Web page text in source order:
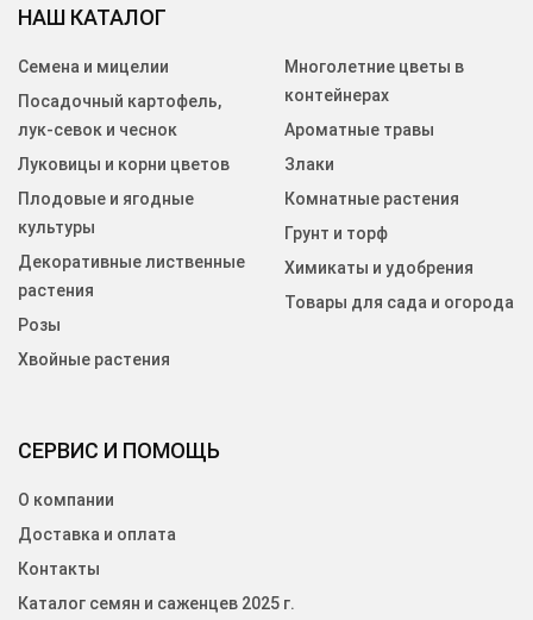
СЕРВИС И ПОМОЩЬ
О компании
Доставка и оплата
Контакты
Каталог семян и саженцев 2025 г.
НАШ КАТАЛОГ
Семена и мицелии
Посадочный картофель,
лук-севок и чеснок
Луковицы и корни цветов
Плодовые и ягодные
культуры
Декоративные лиственные
растения
Розы
Хвойные растения
Многолетние цветы в
контейнерах
Ароматные травы
Злаки
Комнатные растения
Грунт и торф
Химикаты и удобрения
Товары для сада и огорода